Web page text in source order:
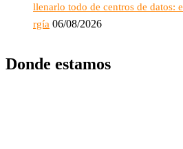
llenarlo todo de centros de datos:
rgía 06/08/2026
Donde estamos